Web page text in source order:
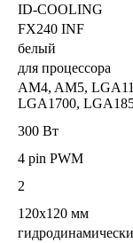
ID-COOLING
FX240 INF
белый
для процессора
AM4, AM5,
LGA1700,
300 Вт
4 pin PWM
2
120x120 мм